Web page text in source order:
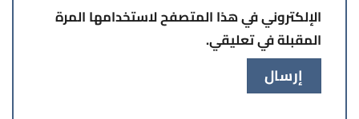
الإلكتروني في هذا المتصفح لاستخدامها المرة
المقبلة في تعليقي.